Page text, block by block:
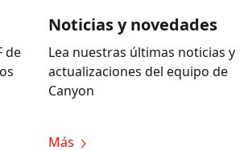
de
Noticias y novedades
Lea nuestras últimas noticias y
actualizaciones del equipo de
Canyon
Más